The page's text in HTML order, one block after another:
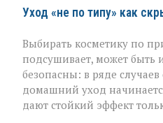
Уход «не по типу» как
Выбирать косметику по
подсушивает, может быть
безопасны: в ряде
домашний уход
дают стойкий эффект